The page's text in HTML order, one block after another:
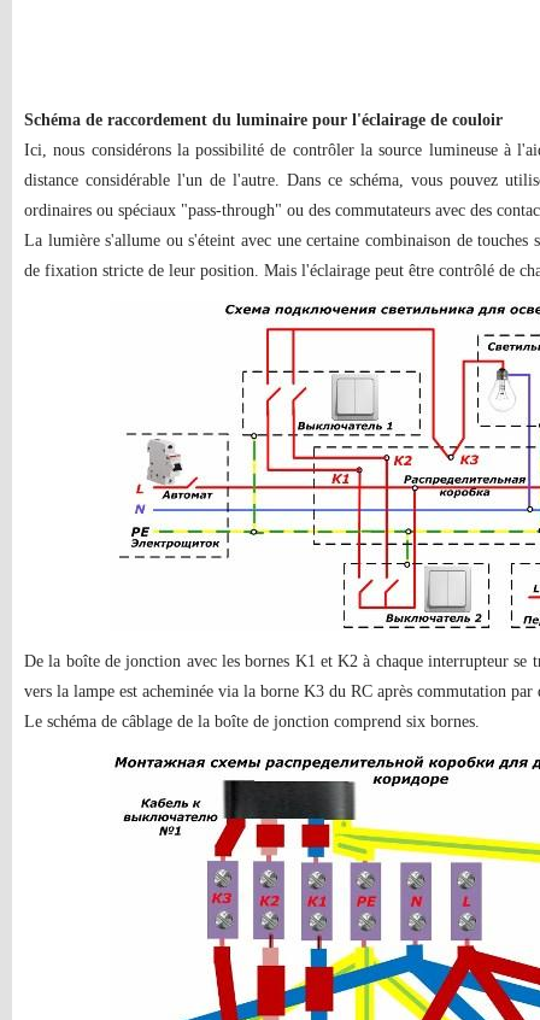
Schéma de raccordement du luminaire pour l'éclairage de couloir
Ici, nous considérons la possibilité de contrôler la source lumineuse à
distance considérable l'un de l'autre. Dans ce schéma, vous pouvez
ordinaires ou spéciaux "pass-through" ou des commutateurs avec des
La lumière s'allume ou s'éteint avec une certaine combinaison de
de fixation stricte de leur position. Mais l'éclairage peut être contrôlé de
De la boîte de jonction avec les bornes K1 et K2 à chaque interrupteur se
vers la lampe est acheminée via la borne K3 du RC après commutation par
Le schéma de câblage de la boîte de jonction comprend six bornes.